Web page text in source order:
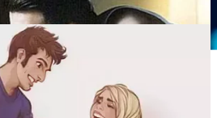
Akan Berkembang dalam 10 Tahun
Siap Menjadi Mesin Ekonomi